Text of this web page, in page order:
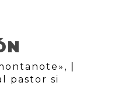
|
pastor si